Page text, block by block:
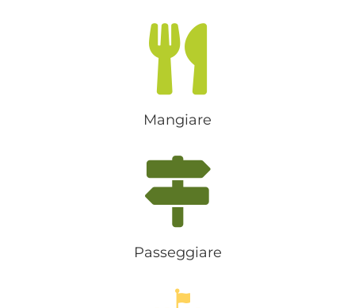
Mangiare
Passeggiare